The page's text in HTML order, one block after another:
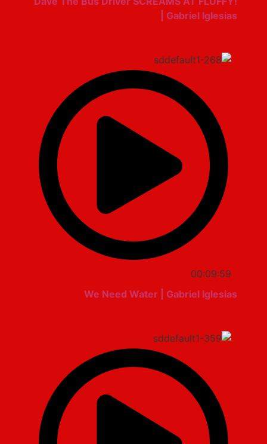
| Gabriel Iglesias
00:09:59
We Need Water | Gabriel Iglesias